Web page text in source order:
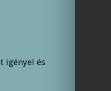
igényel és